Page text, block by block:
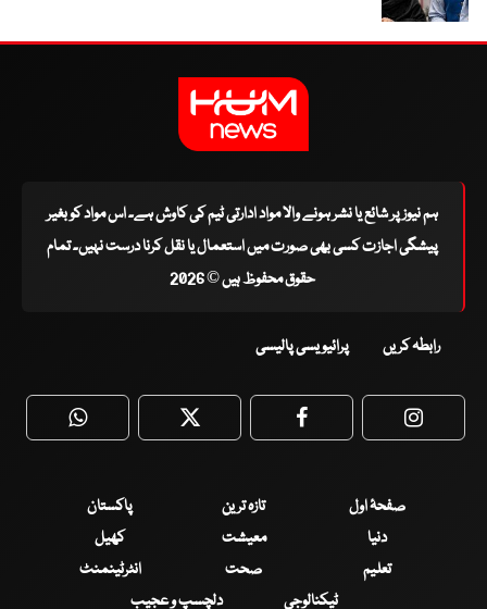
ہم نیوز پر شائع یا نشر ہونے والا مواد ادارتی ٹیم کی کاوش ہے۔ اس مواد کو بغیر
پیشگی اجازت کسی بھی صورت میں استعمال یا نقل کرنا درست نہیں۔ تمام
حقوق محفوظ ہیں © 2026
رابطہ کریں پرائیویسی پالیسی
WhatsApp Twitter Facebook
صفحۂ اول تازہ ترین
پاکستان
دنیا
معیشت
کھیل
تعلیم
صحت
انٹرٹینمنٹ
ٹیکنالوجی
دلچسپ و عجیب